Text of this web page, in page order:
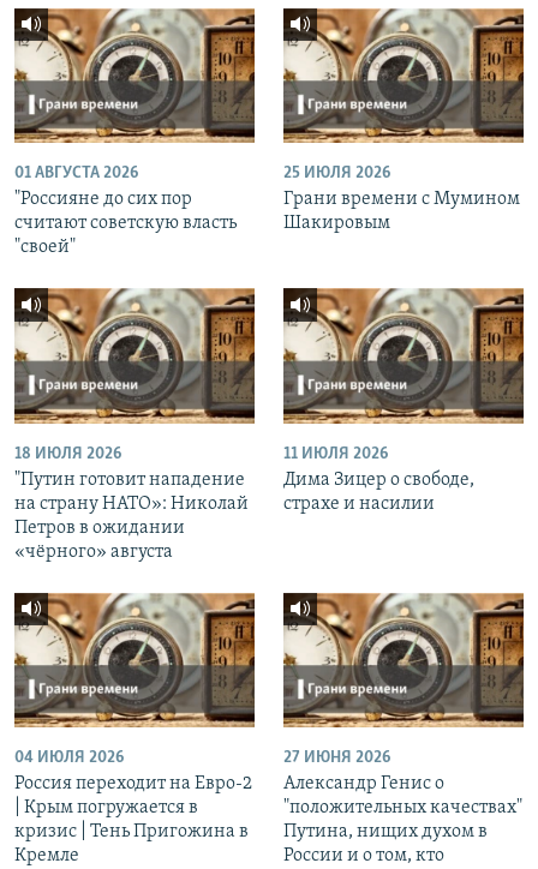
01 АВГУСТА 2026
"Россияне до сих пор
считают советскую власть
"своей"
25 ИЮЛЯ 2026
Грани времени с Мумином
Шакировым
18 ИЮЛЯ 2026
"Путин готовит нападение
на страну НАТО»: Николай
Петров в ожидании
«чёрного» августа
11 ИЮЛЯ 2026
Дима Зицер о свободе,
страхе и насилии
04 ИЮЛЯ 2026
Россия переходит на Евро-2
| Крым погружается в
кризис | Тень Пригожина в
Кремле
27 ИЮНЯ 2026
Александр Генис о
"положительных качествах"
Путина, нищих духом в
России и о том, кто